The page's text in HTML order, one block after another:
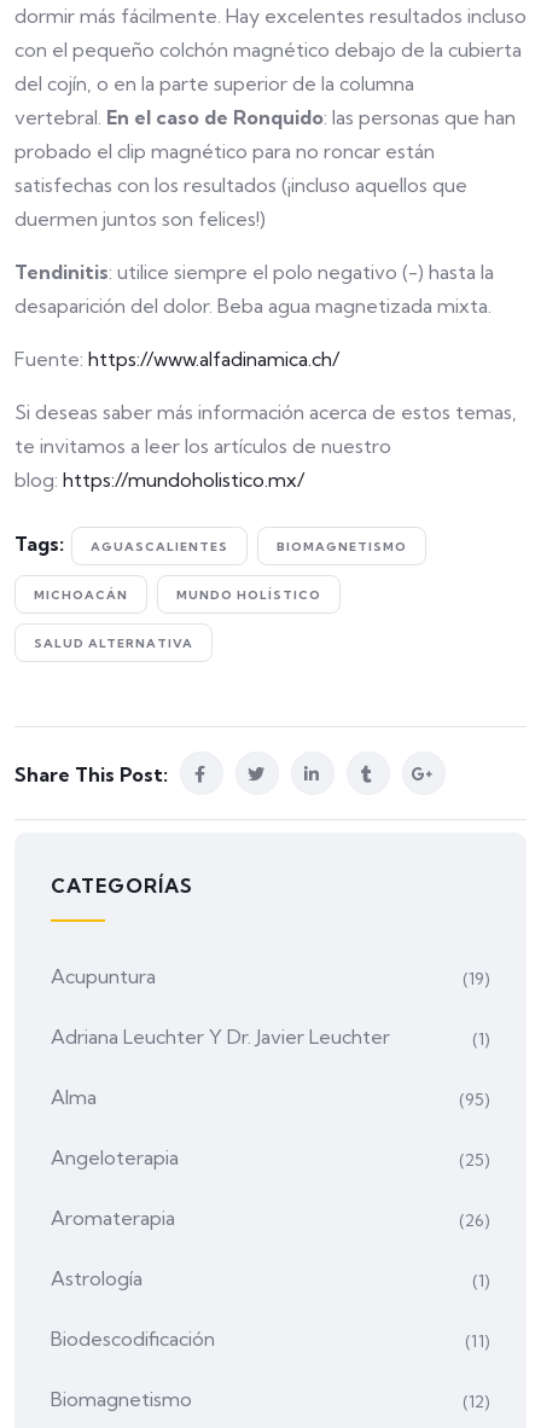
dormir más fácilmente. Hay excelentes resultados incluso
con el pequeño colchón magnético debajo de la cubierta
del cojín, o en la parte superior de la columna
vertebral. En el caso de Ronquido: las personas que han
probado el clip magnético para no roncar están
satisfechas con los resultados (¡incluso aquellos que
duermen juntos son felices!)
Tendinitis: utilice siempre el polo negativo (-) hasta la
desaparición del dolor. Beba agua magnetizada mixta.
Fuente: https://www.alfadinamica.ch/
Si deseas saber más información acerca de estos temas,
te invitamos a leer los artículos de nuestro
blog: https://mundoholistico.mx/
Tags: AGUASCALIENTES BIOMAGNETISMO
MICHOACÁN MUNDO HOLÍSTICO
SALUD ALTERNATIVA
Share This Post:
CATEGORÍAS
Acupuntura (19)
Adriana Leuchter Y Dr. Javier Leuchter (1)
Alma (95)
Angeloterapia (25)
Aromaterapia (26)
Astrología (1)
Biodescodificación (11)
Biomagnetismo (12)